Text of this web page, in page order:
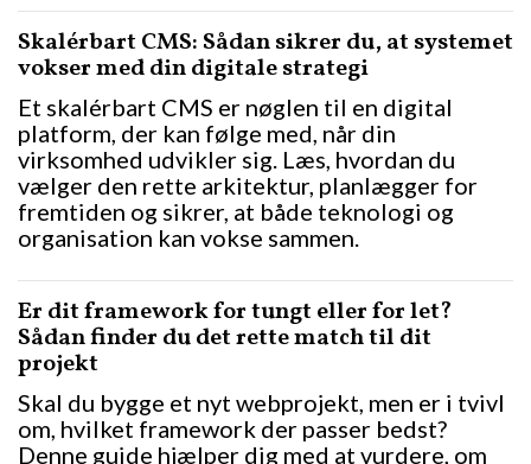
Skalérbart CMS: Sådan sikrer du, at systemet
vokser med din digitale strategi
Et skalérbart CMS er nøglen til en digital
platform, der kan følge med, når din
virksomhed udvikler sig. Læs, hvordan du
vælger den rette arkitektur, planlægger for
fremtiden og sikrer, at både teknologi og
organisation kan vokse sammen.
Er dit framework for tungt eller for let?
Sådan finder du det rette match til dit
projekt
Skal du bygge et nyt webprojekt, men er i tvivl
om, hvilket framework der passer bedst?
Denne guide hjælper dig med at vurdere, om